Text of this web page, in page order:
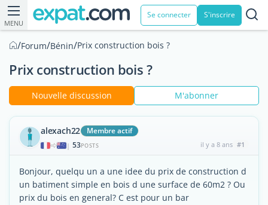
MENU
Se connecter S'inscrire
/Forum/Bénin/Prix construction bois ?
Prix construction bois ?
Nouvelle discussion M'abonner
alexach22 Membre actif
| 53POSTS il y a 8 ans #1
Bonjour, quelqu un a une idee du prix de construction d
un batiment simple en bois d une surface de 60m2 ? Ou
prix du bois en general? C est pour un bar